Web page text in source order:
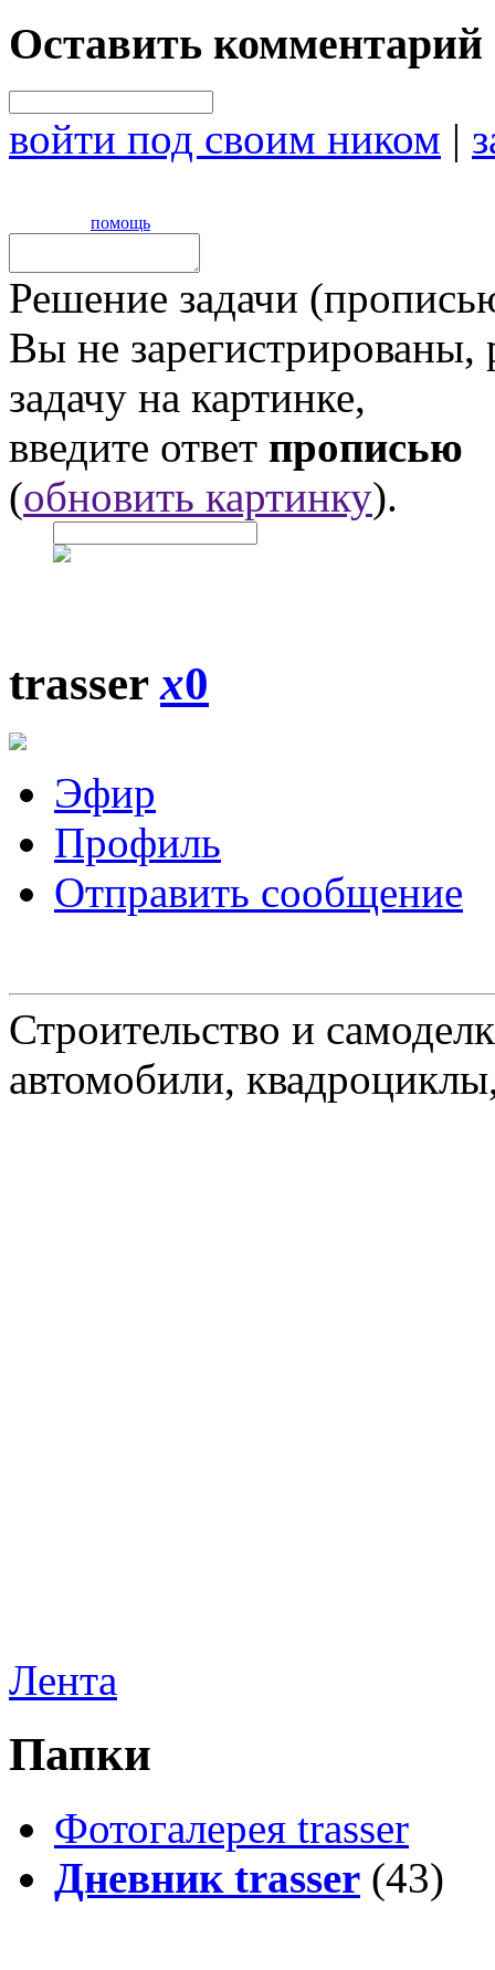
Оставить комментарий
войти под своим ником |
помощь
Решение задачи
Вы не
задачу на картинке,
введите ответ прописью
(обновить картинку).
trasserx0
Эфир
Профиль
Отправить сообщение
Строительство и
автомобили,
Лента
Папки
Фотогалерея trasser
Дневник trasser (43)